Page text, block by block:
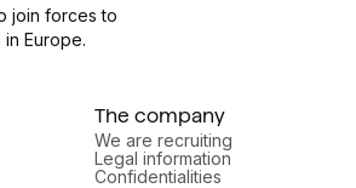
join forces to
in Europe.
The company
We are recruiting
Legal information
Confidentialities